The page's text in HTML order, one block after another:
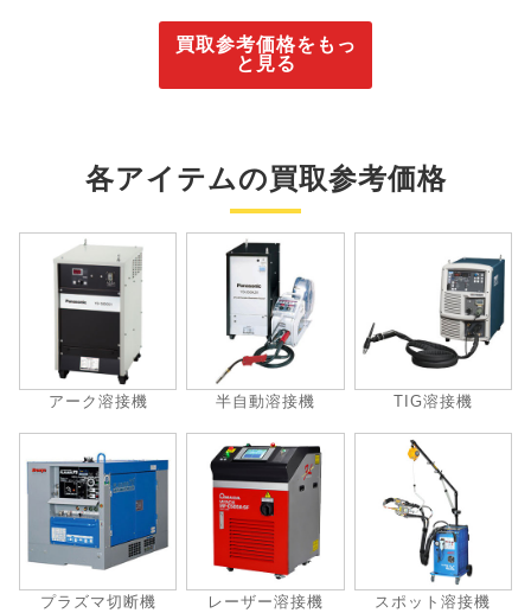
買取参考価格をもっ
と見る
各アイテムの買取参考価格
アーク溶接機 半自動溶接機 TIG溶接機
プラズマ切断機 レーザー溶接機 スポット溶接機